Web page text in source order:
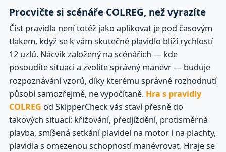
Procvičte si scénáře COLREG, než vyrazíte
Číst pravidla není totéž jako aplikovat je pod časovým
tlakem, když se k vám skutečné plavidlo blíží rychlostí
12 uzlů. Nácvik založený na scénářích — kde
posoudíte situaci a zvolíte správný manévr — buduje
rozpoznávání vzorů, díky kterému správné rozhodnutí
působí samozřejmě, ne vypočítaně. Hra s pravidly
COLREG od SkipperCheck vás staví přesně do
takových situací: křižování, předjíždění, protisměrná
plavba, smíšená setkání plavidel na motor i na plachty,
plavidla s omezenou schopností manévrovat. Hraje se